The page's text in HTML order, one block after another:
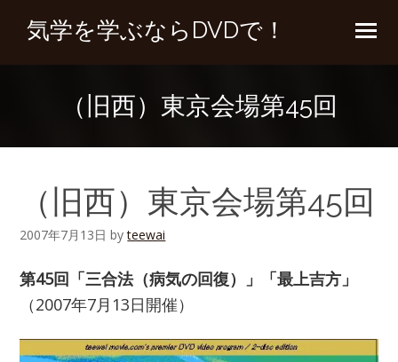
気学を学ぶならDVDで！
（旧西）東京会場第45回
（旧西）東京会場第45回
2007年7月13日 byteewai
第45回「三合法（病気の回復）」「最上吉方」
（2007年7月13日開催）